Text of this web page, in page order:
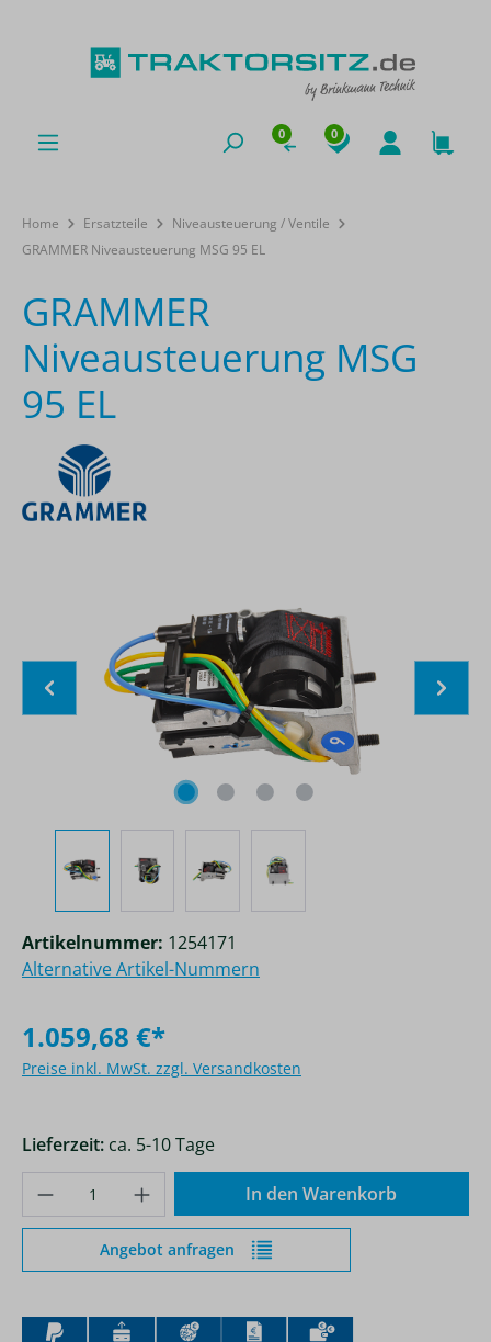
0 0
Home Ersatzteile
Niveausteuerung / Ventile
GRAMMER Niveausteuerung MSG 95 EL
GRAMMER
Niveausteuerung MSG
95 EL
1.059,68 €*
Preise inkl. MwSt. zzgl. Versandkosten
Lieferzeit: ca. 5-10 Tage
Artikelnummer: 1254171
Alternative Artikel-Nummern
Produkt Anzahl: Gib den gewünschten
In den Warenkorb
Angebot anfragen